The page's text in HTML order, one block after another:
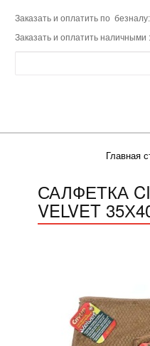
Заказать и оплатить по
Заказать и оплатить наличными
Главная
САЛФЕТКА
VELVET